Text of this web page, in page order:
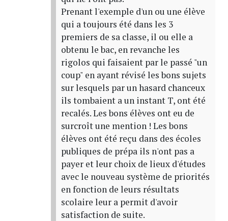
Prenant l'exemple d'un ou une élève
qui a toujours été dans les 3
premiers de sa classe, il ou elle a
obtenu le bac, en revanche les
rigolos qui faisaient par le passé "un
coup" en ayant révisé les bons sujets
sur lesquels par un hasard chanceux
ils tombaient a un instant T, ont été
recalés. Les bons élèves ont eu de
surcroît une mention ! Les bons
élèves ont été reçu dans des écoles
publiques de prépa ils n'ont pas a
payer et leur choix de lieux d'études
avec le nouveau système de priorités
en fonction de leurs résultats
scolaire leur a permit d'avoir
satisfaction de suite.